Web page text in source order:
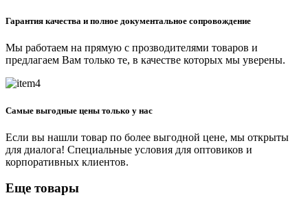
Гарантия качества и полное документальное сопровождение
Мы работаем на прямую с прозводителями товаров и
предлагаем Вам только те, в качестве которых мы уверены.
Самые выгодные цены только у нас
Если вы нашли товар по более выгодной цене, мы открыты
для диалога! Специальные условия для оптовиков и
корпоративных клиентов.
Еще товары